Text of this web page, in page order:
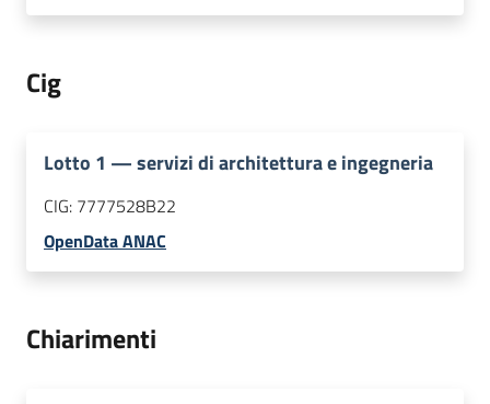
Cig
Lotto 1 —servizi di architettura e ingegneria
CIG: 7777528B22
OpenData ANAC
Chiarimenti